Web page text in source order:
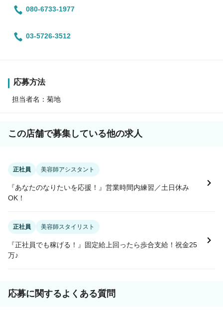
080-6733-1977
03-5726-3512
応募方法
担当者名：菊地
この店舗で募集している他の求人
正社員 美容師アシスタント
『あなたのなりたいを応援！』営業時間内練習／土日休み
OK！
正社員 美容師スタイリスト
『正社員でも稼げる！』固定給上回ったら歩合支給！祝金25
万♪
応募に関するよくある質問